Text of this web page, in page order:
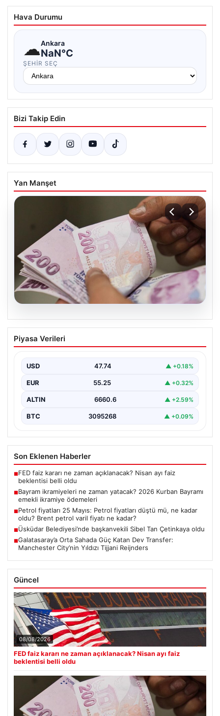
Hava Durumu
☁Ankara
NaN°C
ŞEHIR SEÇ
Bizi Takip Edin
Yan Manşet
07.08.2026
Bayram ikramiyeleri ne zaman yatacak?
2026 Kurban Bayramı emekli ikramiye
Piyasa Verileri
USD 47.74 ▲ +0.18%
EUR 55.25 ▲ +0.32%
ALTIN 6660.6 ▲ +2.59%
BTC 3095268 ▲ +0.09%
Son Eklenen Haberler
■FED faiz kararı ne zaman açıklanacak? Nisan ayı faiz
beklentisi belli oldu
■Bayram ikramiyeleri ne zaman yatacak? 2026 Kurban Bayramı
emekli ikramiye ödemeleri
■Petrol fiyatları 25 Mayıs: Petrol fiyatları düştü mü, ne kadar
oldu? Brent petrol varil fiyatı ne kadar?
■Üsküdar Belediyesi’nde başkanvekili Sibel Tan Çetinkaya oldu
■Galatasaray’a Orta Sahada Güç Katan Dev Transfer:
Manchester City’nin Yıldızı Tijjani Reijnders
Güncel
08/08/2026
FED faiz kararı ne zaman açıklanacak? Nisan ayı faiz
beklentisi belli oldu